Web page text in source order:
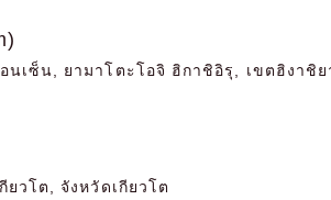
เซ็น, ยามาโตะโอจิ ฮิกาชิอิรุ, เขตฮิงาชิย
วโต, จังหวัดเกียวโต